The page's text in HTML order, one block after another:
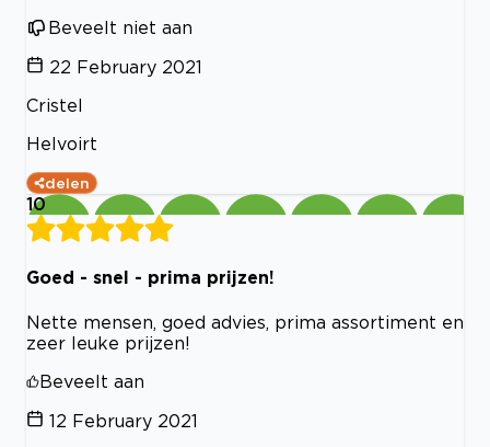
Beveelt niet aan
22 February 2021
Cristel
Helvoirt
delen
10
Goed - snel - prima prijzen!
Nette mensen, goed advies, prima assortiment en
zeer leuke prijzen!
Beveelt aan
12 February 2021